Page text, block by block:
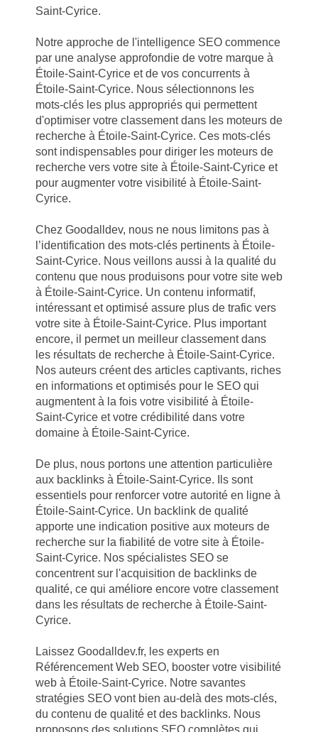
Saint-Cyrice.
Notre approche de l'intelligence SEO commence
par une analyse approfondie de votre marque à
Étoile-Saint-Cyrice et de vos concurrents à
Étoile-Saint-Cyrice. Nous sélectionnons les
mots-clés les plus appropriés qui permettent
d'optimiser votre classement dans les moteurs de
recherche à Étoile-Saint-Cyrice. Ces mots-clés
sont indispensables pour diriger les moteurs de
recherche vers votre site à Étoile-Saint-Cyrice et
pour augmenter votre visibilité à Étoile-Saint-
Cyrice.
Chez Goodalldev, nous ne nous limitons pas à
l’identification des mots-clés pertinents à Étoile-
Saint-Cyrice. Nous veillons aussi à la qualité du
contenu que nous produisons pour votre site web
à Étoile-Saint-Cyrice. Un contenu informatif,
intéressant et optimisé assure plus de trafic vers
votre site à Étoile-Saint-Cyrice. Plus important
encore, il permet un meilleur classement dans
les résultats de recherche à Étoile-Saint-Cyrice.
Nos auteurs créent des articles captivants, riches
en informations et optimisés pour le SEO qui
augmentent à la fois votre visibilité à Étoile-
Saint-Cyrice et votre crédibilité dans votre
domaine à Étoile-Saint-Cyrice.
De plus, nous portons une attention particulière
aux backlinks à Étoile-Saint-Cyrice. Ils sont
essentiels pour renforcer votre autorité en ligne à
Étoile-Saint-Cyrice. Un backlink de qualité
apporte une indication positive aux moteurs de
recherche sur la fiabilité de votre site à Étoile-
Saint-Cyrice. Nos spécialistes SEO se
concentrent sur l'acquisition de backlinks de
qualité, ce qui améliore encore votre classement
dans les résultats de recherche à Étoile-Saint-
Cyrice.
Laissez Goodalldev.fr, les experts en
Référencement Web SEO, booster votre visibilité
web à Étoile-Saint-Cyrice. Notre savantes
stratégies SEO vont bien au-delà des mots-clés,
du contenu de qualité et des backlinks. Nous